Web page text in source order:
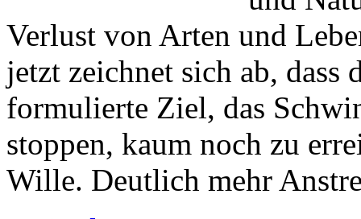
Verlust von Arten und
jetzt zeichnet sich ab, dass
formulierte Ziel, das
stoppen, kaum noch zu
Wille. Deutlich mehr